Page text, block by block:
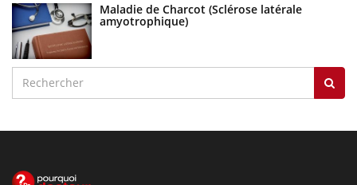
Maladie de Charcot (Sclérose latérale
amyotrophique)